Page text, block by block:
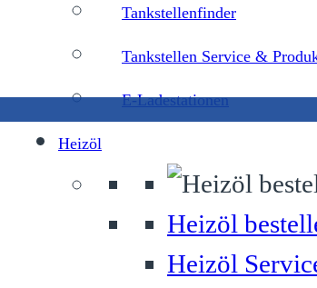
Tankstellenfinder
Tankstellen Service &
E-Ladestationen
Heizöl
Heizöl
Heizöl